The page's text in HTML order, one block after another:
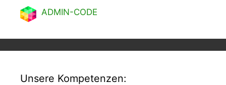
ADMIN-CODE
Unsere Kompetenzen: